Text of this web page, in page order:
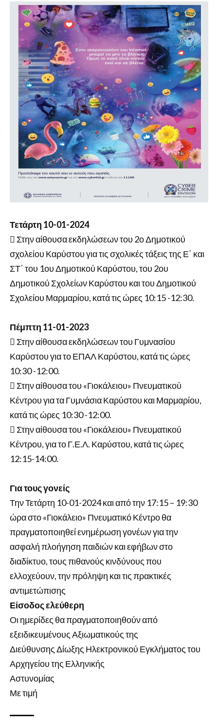
Τετάρτη 10-01-2024
 Στην αίθουσα εκδηλώσεων του 2ο Δημοτικού
σχολείου Καρύστου για τις σχολικές τάξεις της Ε΄ και
ΣΤ΄ του 1ου Δημοτικού Καρύστου, του 2ου
Δημοτικού Σχολείων Καρύστου και του Δημοτικού
Σχολείου Μαρμαρίου, κατά τις ώρες 10:15 -12:30.
Πέμπτη 11-01-2023
 Στην αίθουσα εκδηλώσεων του Γυμνασίου
Καρύστου για το ΕΠΑΛ Καρύστου, κατά τις ώρες
10:30 -12:00.
 Στην αίθουσα του «Γιοκάλειου» Πνευματικού
Κέντρου για τα Γυμνάσια Καρύστου και Μαρμαρίου,
κατά τις ώρες 10:30 -12:00.
 Στην αίθουσα του «Γιοκάλειου» Πνευματικού
Κέντρου, για το Γ.Ε.Λ. Καρύστου, κατά τις ώρες
12:15-14:00.
Για τους γονείς
Την Τετάρτη 10-01-2024 και από την 17:15 – 19:30
ώρα στο «Γιοκάλειο» Πνευματικό Κέντρο θα
πραγματοποιηθεί ενημέρωση γονέων για την
ασφαλή πλοήγηση παιδιών και εφήβων στο
διαδίκτυο, τους πιθανούς κινδύνους που
ελλοχεύουν, την πρόληψη και τις πρακτικές
αντιμετώπισης
Είσοδος ελεύθερη
Οι ημερίδες θα πραγματοποιηθούν από
εξειδικευμένους Αξιωματικούς της
Διεύθυνσης Δίωξης Ηλεκτρονικού Εγκλήματος του
Αρχηγείου της Ελληνικής
Αστυνομίας
Με τιμή